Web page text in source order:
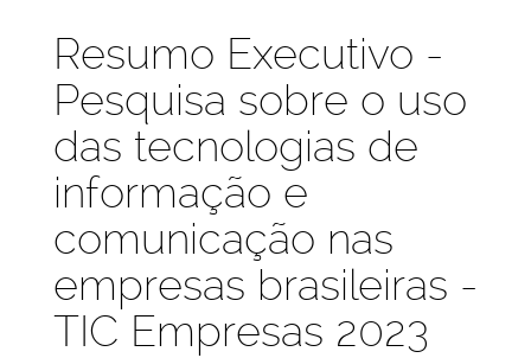
Publicações
Resumo Executivo -
Pesquisa sobre o uso
das tecnologias de
informação e
comunicação nas
empresas brasileiras -
TIC Empresas 2023